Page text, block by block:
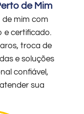
de Mim
de mim com
e certificado.
troca de
e soluções
confiável,
sua